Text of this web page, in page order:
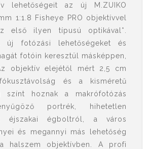
lehetőségeit az új M.ZUIKO
1:1.8 Fisheye PRO objektívvel
első ilyen típusú optikával*.
új fotózási lehetőségeket és
fotóin keresztül másképpen,
objektív elejétől mért 2,5 cm
és a kisméretű
színt hoznak a makrófotózás
portrék, hihetetlen
éjszakai égboltról, a város
és megannyi más lehetőség
halszem objektívben. A profi